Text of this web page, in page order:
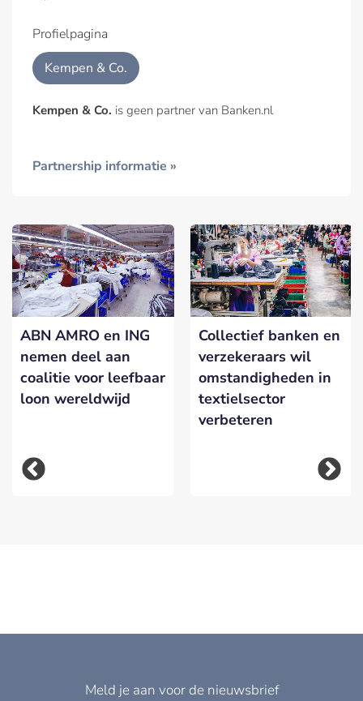
Profielpagina
Kempen & Co.
Kempen & Co. is geen partner van Banken.nl
Partnership informatie »
ABN AMRO en ING
nemen deel aan
coalitie voor leefbaar
loon wereldwijd
Collectief banken en
verzekeraars wil
omstandigheden in
textielsector
verbeteren
Meld je aan voor de nieuwsbrief